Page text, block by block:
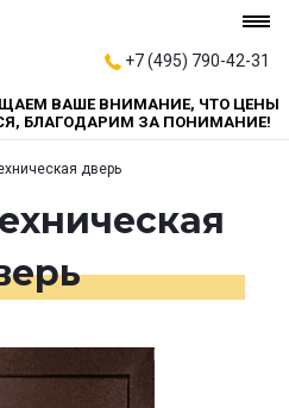
+7 (495) 790-42-31
ВАШЕ ВНИМАНИЕ, ЧТО ЦЕНЫ
БЛАГОДАРИМ ЗА ПОНИМАНИЕ!
дверь